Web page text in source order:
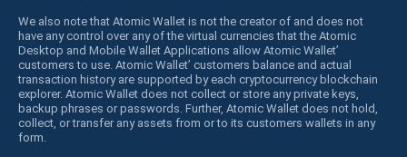
We also note that Atomic Wallet is not the creator of and does not
have any control over any of the virtual currencies that the Atomic
Desktop and Mobile Wallet Applications allow Atomic Wallet’
customers to use. Atomic Wallet’ customers balance and actual
transaction history are supported by each cryptocurrency blockchain
explorer. Atomic Wallet does not collect or store any private keys,
backup phrases or passwords. Further, Atomic Wallet does not hold,
collect, or transfer any assets from or to its customers wallets in any
form.